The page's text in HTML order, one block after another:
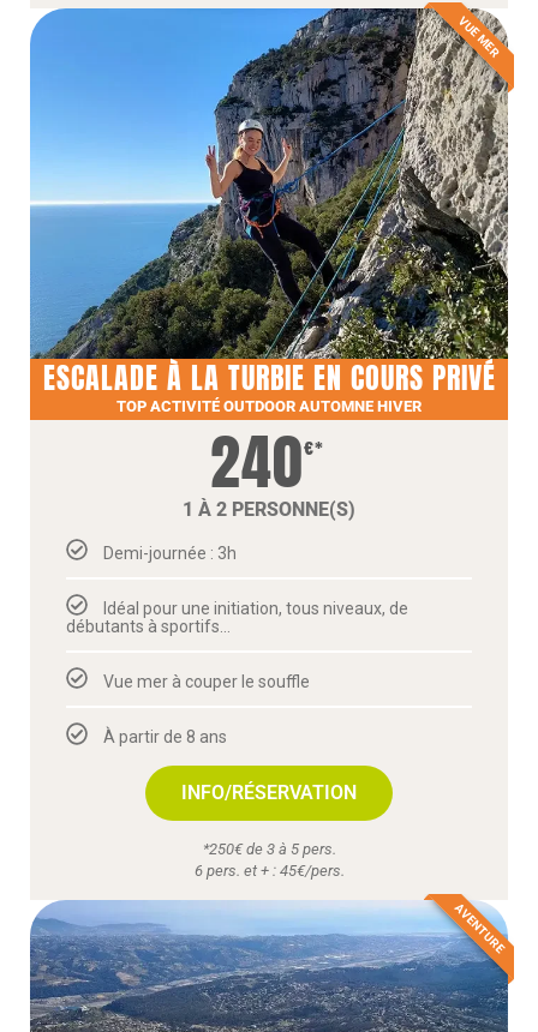
VUE MER
ESCALADE À LA TURBIE EN COURS PRIVÉ
TOP ACTIVITÉ OUTDOOR AUTOMNE HIVER
240€*
1 À 2 PERSONNE(S)
Demi-journée : 3h
Idéal pour une initiation, tous niveaux, de
débutants à sportifs…
Vue mer à couper le souffle
À partir de 8 ans
INFO/RÉSERVATION
*250€ de 3 à 5 pers.
6 pers. et + : 45€/pers.
AVENTURE